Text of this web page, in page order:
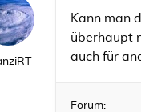
Kann man
überhaupt
auch für
Forum: